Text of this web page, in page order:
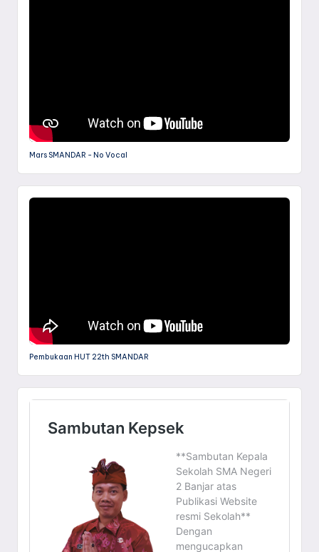
Mars SMANDAR - No Vocal
Pembukaan HUT 22th SMANDAR